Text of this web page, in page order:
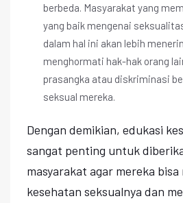
berbeda. Masyarakat yang
yang baik mengenai
dalam hal ini akan lebih
menghormati hak-hak orang
prasangka atau diskriminasi
seksual mereka.
Dengan demikian, edukasi
sangat penting untuk
masyarakat agar mereka bisa
kesehatan seksualnya dan